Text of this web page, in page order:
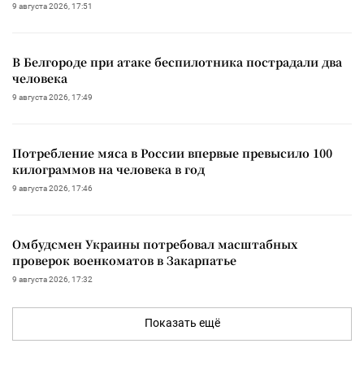
9 августа 2026, 17:51
В Белгороде при атаке беспилотника пострадали два
человека
9 августа 2026, 17:49
Потребление мяса в России впервые превысило 100
килограммов на человека в год
9 августа 2026, 17:46
Омбудсмен Украины потребовал масштабных
проверок военкоматов в Закарпатье
9 августа 2026, 17:32
Показать ещё